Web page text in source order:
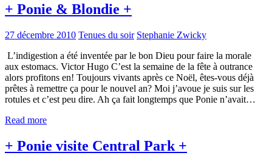
+ Ponie & Blondie +
27 décembre 2010 Tenues du soir Stephanie Zwicky
L’indigestion a été inventée par le bon Dieu pour faire la morale
aux estomacs. Victor Hugo C’est la semaine de la fête à outrance
alors profitons en! Toujours vivants après ce Noël, êtes-vous déjà
prêtes à remettre ça pour le nouvel an? Moi j’avoue je suis sur les
rotules et c’est peu dire. Ah ça fait longtemps que Ponie n’avait…
Read more
+ Ponie visite Central Park +